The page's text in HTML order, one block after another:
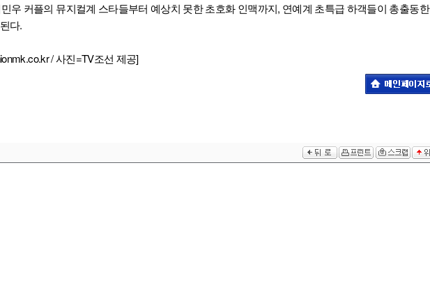
우 커플의 뮤지컬계 스타들부터 예상치 못한 초호화 인맥까지, 연예계 초특급 하객들이 총출동한
다.
/ 사진=TV조선 제공]